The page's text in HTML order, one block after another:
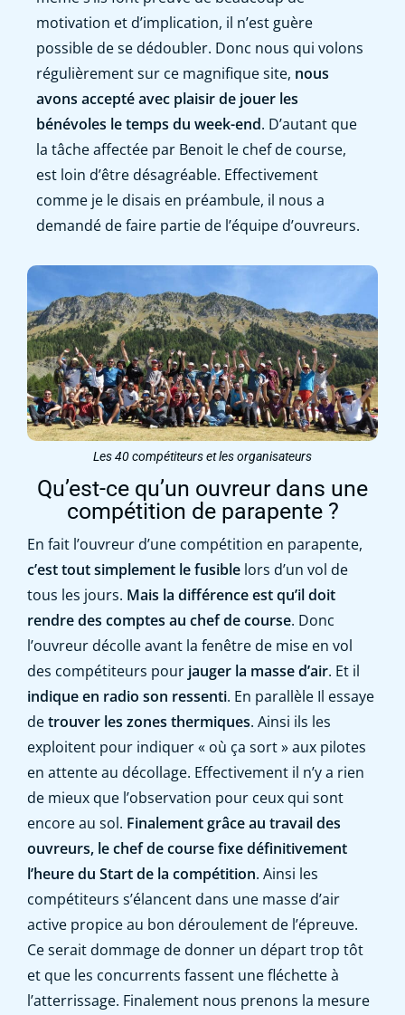
motivation et d’implication, il n’est guère
possible de se dédoubler. Donc nous qui volons
régulièrement sur ce magnifique site, nous
avons accepté avec plaisir de jouer les
bénévoles le temps du week-end. D’autant que
la tâche affectée par Benoit le chef de course,
est loin d’être désagréable. Effectivement
comme je le disais en préambule, il nous a
demandé de faire partie de l’équipe d’ouvreurs.
Les 40 compétiteurs et les organisateurs
Qu’est-ce qu’un ouvreur dans une
compétition de parapente ?
En fait l’ouvreur d’une compétition en parapente,
c’est tout simplement le fusible lors d’un vol de
tous les jours. Mais la différence est qu’il doit
rendre des comptes au chef de course. Donc
l’ouvreur décolle avant la fenêtre de mise en vol
des compétiteurs pour jauger la masse d’air. Et il
indique en radio son ressenti. En parallèle Il essaye
detrouver les zones thermiques. Ainsi ils les
exploitent pour indiquer « où ça sort » aux pilotes
en attente au décollage. Effectivement il n’y a rien
de mieux que l’observation pour ceux qui sont
encore au sol. Finalement grâce au travail des
ouvreurs, le chef de course fixe définitivement
l’heure du Start de la compétition. Ainsi les
compétiteurs s’élancent dans une masse d’air
active propice au bon déroulement de l’épreuve.
Ce serait dommage de donner un départ trop tôt
et que les concurrents fassent une fléchette à
l’atterrissage. Finalement nous prenons la mesure